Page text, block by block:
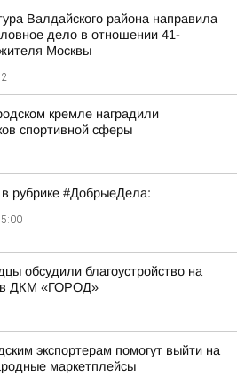
Валдайского района направила
дело в отношении 41-
Москвы
кремле наградили
спортивной сферы
рубрике #ДобрыеДела:
обсудили благоустройство на
в ДКМ «ГОРОД»
экспортерам помогут выйти на
маркетплейсы